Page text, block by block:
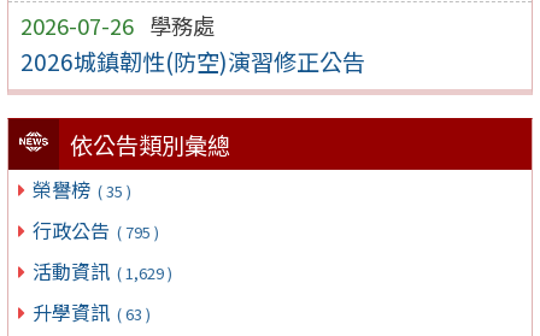
2026-07-26 學務處
2026城鎮韌性(防空)演習修正公告
依公告類別彙總
榮譽榜 ( 35 )
行政公告 ( 795 )
活動資訊 ( 1,629 )
升學資訊 ( 63 )